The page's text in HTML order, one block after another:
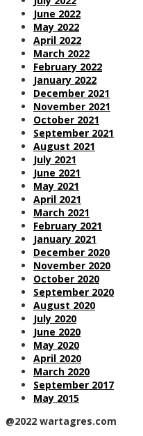
June 2022
May 2022
April 2022
March 2022
February 2022
January 2022
December 2021
November 2021
October 2021
September 2021
August 2021
July 2021
June 2021
May 2021
April 2021
March 2021
February 2021
January 2021
December 2020
November 2020
October 2020
September 2020
August 2020
July 2020
June 2020
May 2020
April 2020
March 2020
September 2017
May 2015
@2022 wartagres.com